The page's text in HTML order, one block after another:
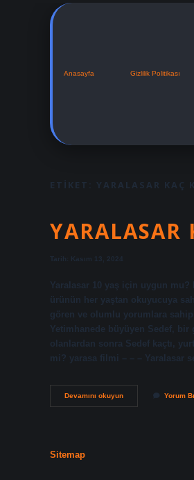
Anasayfa Gizlilik Politikası
ETIKET: YARALASAR KAÇ
YARALASAR
Tarih: Kasım 13, 2024
Yaralasar 10 yaş için uygun mu?
ürünün her yaştan okuyucuya
gören ve olumlu yorumlara
Yetimhanede büyüyen Sedef,
olanlardan sonra Sedef kaçtı,
mi? yarasa filmi – – – Yaralasar
Devamını okuyunYaralasar
Kurgu
Yorum
Sitemap